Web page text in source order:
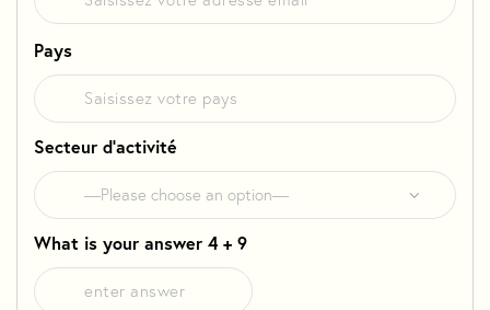
Pays
Secteur d'activité
What is your answer 4 + 9